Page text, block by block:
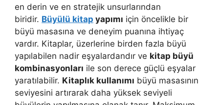
en derin ve en stratejik unsurlarından
biridir. Büyülü kitap yapımı için öncelikle bir
büyü masasına ve deneyim puanına ihtiyaç
vardır. Kitaplar, üzerlerine birden fazla büyü
yapılabilen nadir eşyalardandır ve kitap büyü
kombinasyonları ile son derece güçlü eşyalar
yaratılabilir. Kitaplık kullanımı büyü masasının
seviyesini artırarak daha yüksek seviyeli